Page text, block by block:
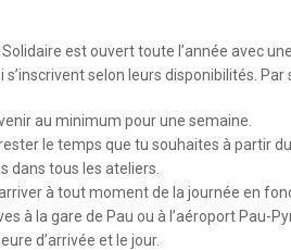
est ouvert toute l’année avec
s’inscrivent selon leurs disponibilités.
au minimum pour une semaine.
le temps que tu souhaites à partir
dans tous les ateliers.
à tout moment de la journée en
à la gare de Pau ou à l’aéroport Pau-
d’arrivée et le jour.